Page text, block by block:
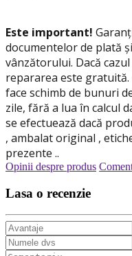
Este important!
documentelor de plată
vânzătorului. Dacă
repararea este
face schimb de bunuri
zile, fără a lua în calcul
se efectuează dacă
, ambalat original ,
prezente ..
Opinii despre produs
Lasa o recenzie